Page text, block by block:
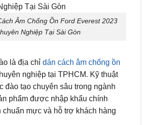
Âm Chống Ồn Ford Everest 2023
Nghiệp Tại Sài Gòn
là địa chỉ dán cách âm chống ồn
nghiệp tại TPHCM. Kỹ thuật
đào tạo chuyên sâu trong ngành
phẩm được nhập khẩu chính
chuẩn mực và hỗ trợ khách hàng